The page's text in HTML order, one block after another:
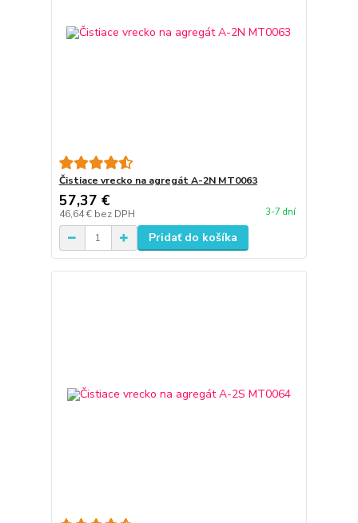
Čistiace vrecko na agregát A-2N MT0063
57,37 €
46,64 € bez DPH 3-7 dní
Pridať do košíka